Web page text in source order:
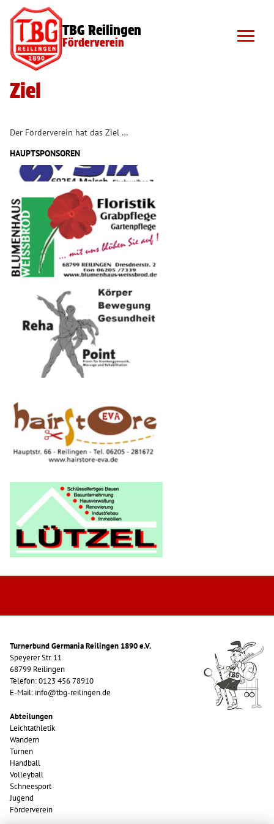
TBG Reilingen
Förderverein
Ziel
Der Förderverein hat das Ziel …
HAUPTSPONSOREN
Turnerbund Germania Reilingen 1890 e.V.
Speyerer Str. 11
68799 Reilingen
Telefon: 0123 456 78910
E-Mail: info@tbg-reilingen.de
Abteilungen
Leichtathletik
Wandern
Turnen
Handball
Volleyball
Schneesport
Jugend
Förderverein